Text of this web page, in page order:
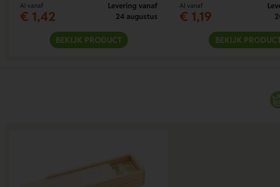
Al vanaf
€ 1,42
Levering vanaf
24 augustus
BEKIJK PRODUCT
Al vanaf
€ 1,19
BEKIJK